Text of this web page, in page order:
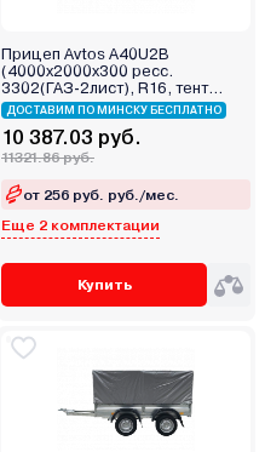
Прицеп Avtos A40U2B
(4000х2000х300 ресс.
3302(ГАЗ-2лист), R16, тент
400мм 2ос)
ДОСТАВИМ ПО МИНСКУ БЕСПЛАТНО
10 387.03 руб.
11321.86 руб.
от 256 руб. руб./мес.
Еще 2 комплектации
Купить